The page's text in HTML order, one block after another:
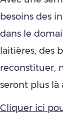
besoins des
dans le
laitières, des
reconstituer,
seront plus là
Cliquer ici